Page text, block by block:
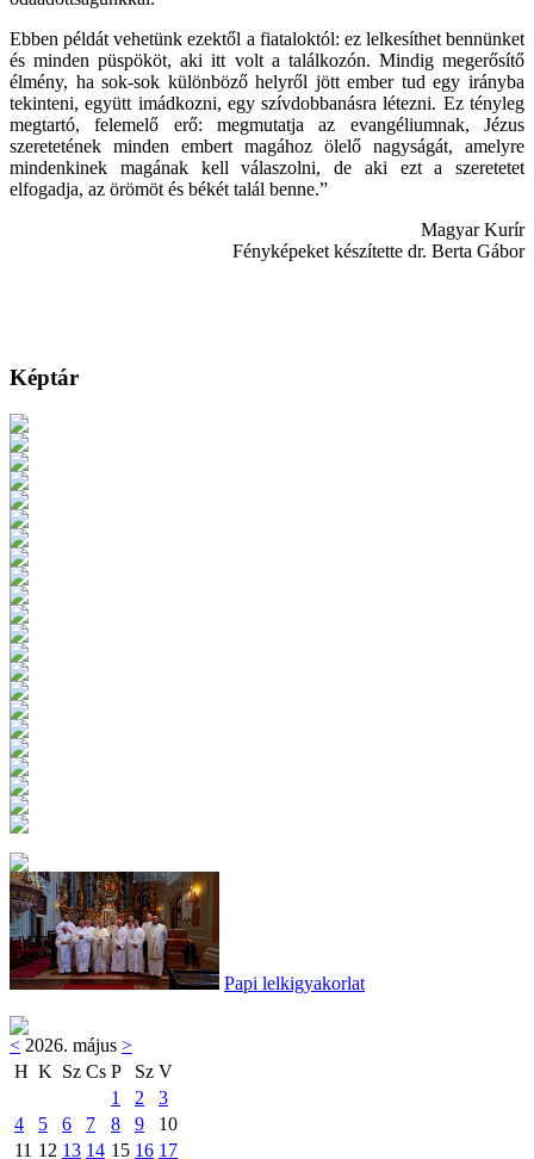
Ebben példát vehetünk ezektől a fiataloktól: ez lelkesíthet bennünket
és minden püspököt, aki itt volt a találkozón. Mindig megerősítő
élmény, ha sok-sok különböző helyről jött ember tud egy irányba
tekinteni, együtt imádkozni, egy szívdobbanásra létezni. Ez tényleg
megtartó, felemelő erő: megmutatja az evangéliumnak, Jézus
szeretetének minden embert magához ölelő nagyságát, amelyre
mindenkinek magának kell válaszolni, de aki ezt a szeretetet
elfogadja, az örömöt és békét talál benne.”
Magyar Kurír
Fényképeket készítette dr. Berta Gábor
Képtár
Papi lelkigyakorlat
< 2026. május >
H K Sz Cs P Sz V
1
2
3
4
5 6 7 8 9
10
11 12 13 14 15 16 17